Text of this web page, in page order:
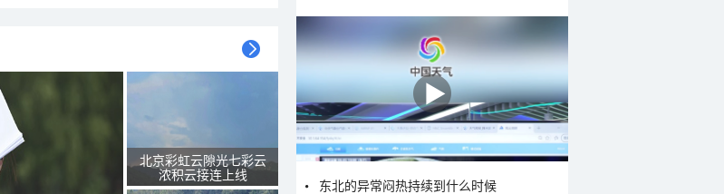
北京彩虹云隙光七彩云
浓积云接连上线
东北的异常闷热持续到什么时候